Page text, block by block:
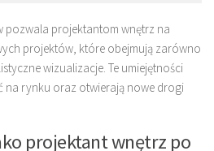
projektantom wnętrz na
projektów, które obejmują zarówno
wizualizacje. Te umiejętności
na rynku oraz otwierają nowe drogi
projektant wnętrz po